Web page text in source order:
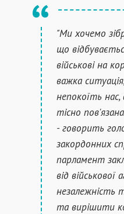
"Ми хочемо
що
військові на
важка
непокоїть нас,
тісно
- говорить
закордонних
парламент
від військової
незалежність
та вирішити